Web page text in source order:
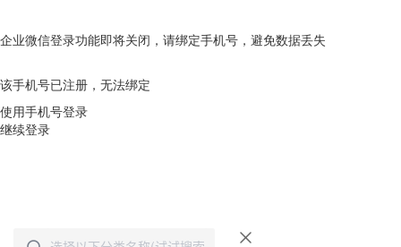
企业微信登录功能即将关闭，请绑定手机号，避免数据丢失
该手机号已注册，无法绑定
使用手机号登录
继续登录